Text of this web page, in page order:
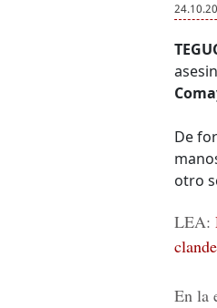
De
otro
LEA:
En la